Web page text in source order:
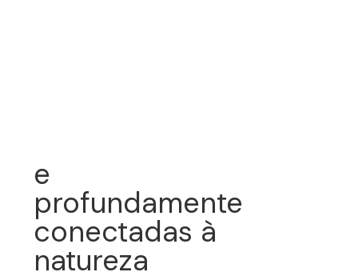
e
profundamente
conectadas à
natureza